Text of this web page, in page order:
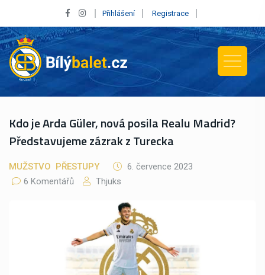
Přihlášení Registrace
Kdo je Arda Güler, nová posila Realu Madrid?
Představujeme zázrak z Turecka
MUŽSTVO PŘESTUPY
6. července 2023
6 Komentářů
Thjuks